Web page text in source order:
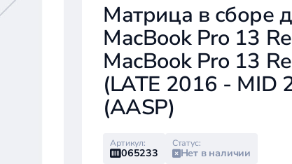
Матрица в сборе
MacBook Pro 13
MacBook Pro 13
(LATE 2016 - MID
(AASP)
Артикул:
065233
Статус:
Нет в наличии